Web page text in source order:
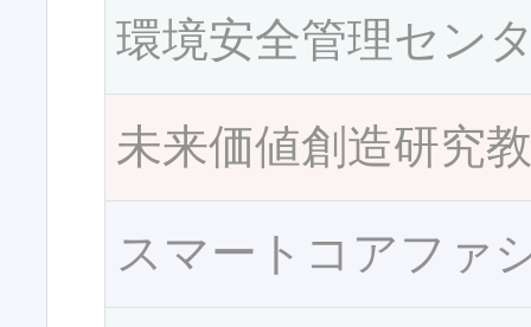
環境安全管理セン
未来価値創造研究
スマートコアファ